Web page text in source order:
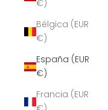
€)
Bélgica (EUR
€)
España (EUR
€)
Francia (EUR